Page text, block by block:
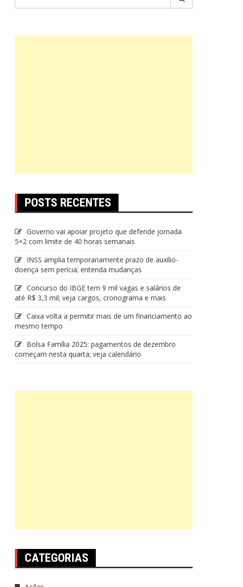
POSTS RECENTES
Governo vai apoiar projeto que defende jornada
5×2 com limite de 40 horas semanais
INSS amplia temporariamente prazo de auxílio-
doença sem perícia; entenda mudanças
Concurso do IBGE tem 9 mil vagas e salários de
até R$ 3,3 mil; veja cargos, cronograma e mais
Caixa volta a permitir mais de um financiamento ao
mesmo tempo
Bolsa Família 2025: pagamentos de dezembro
começam nesta quarta; veja calendário
CATEGORIAS